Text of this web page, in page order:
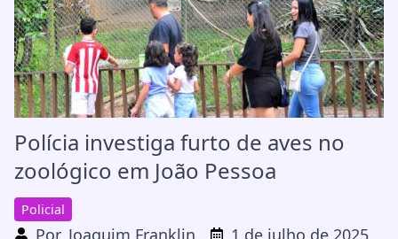
Polícia investiga furto de aves no
zoológico em João Pessoa
Policial